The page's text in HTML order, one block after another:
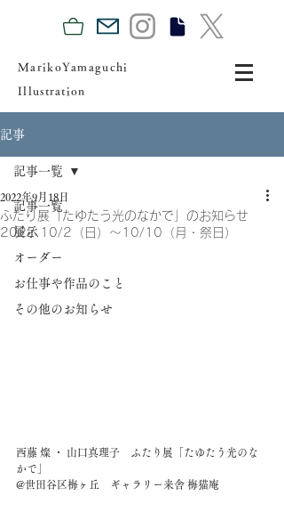
MarikoYamaguchi
Illustration
記事
記事一覧
展示
オーダー
お仕事や作品のこと
その他のお知らせ
記事一覧
ふたり展「たゆたう光のなかで」のお知らせ
2022.10/2（日）〜10/10（月・祭日）
2022年9月18日
西藤 燦 ・ 山口真理子　ふたり展「たゆたう光のな
かで」
@世田谷区梅ヶ丘　ギャラリー来舎 梅猫庵